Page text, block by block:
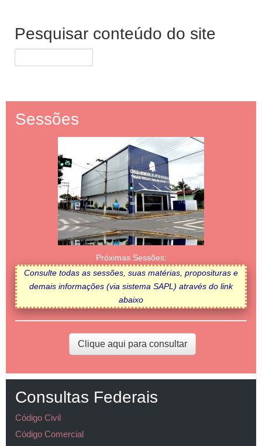
Pesquisar conteúdo do site
Sessões
Próximas Sessões:
Consulte todas as sessões, suas matérias, proposituras e
demais informações (via sistema SAPL) através do link
abaixo
Clique aqui para consultar
Consultas Federais
Código Civil
Código Comercial